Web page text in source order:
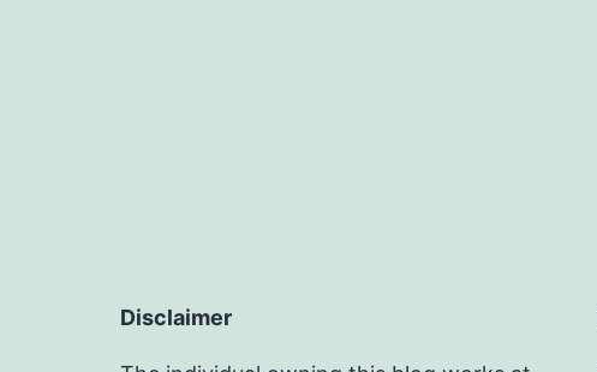
Disclaimer